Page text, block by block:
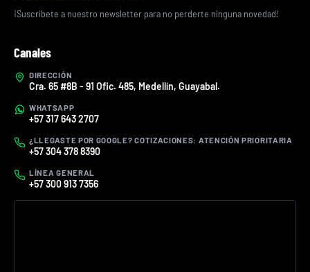
¡Suscríbete a nuestro newsletter para no perderte ninguna novedad!
Canales
DIRECCIÓN
Cra. 65 #8B - 91 Ofic. 485, Medellín, Guayabal.
WHATSAPP
+57 317 643 2707
¿LLEGASTE POR GOOGLE? COTIZACIONES: ATENCIÓN PRIORITARIA
+57 304 378 8390
LÍNEA GENERAL
+57 300 913 7356